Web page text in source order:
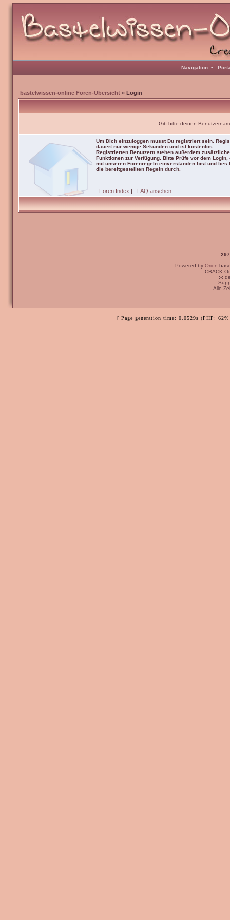
Navigation •
bastelwissen-online Foren-Übersicht » Login
Gib bitte deinen
Um Dich einzuloggen musst Du registriert sein.
dauert nur wenige Sekunden und ist kostenlos.
Registrierten Benutzern stehen außerdem zusätzliche
Funktionen zur Verfügung. Bitte Prüfe vor dem Login,
mit unseren Forenregeln einverstanden bist und lies
die bereitgestellten Regeln durch.
Foren Index | FAQ ansehen
Powered by Orion
CBACK
:-:
Alle
[ Page generation time: 0.0529s (PHP: